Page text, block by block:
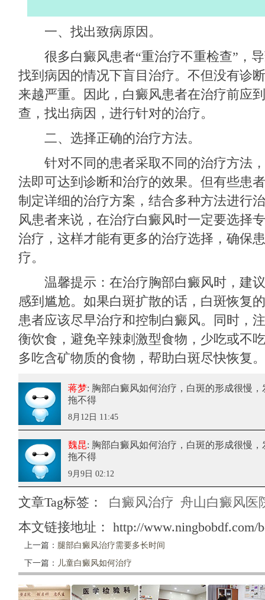
一、找出致病原因。
很多白癜风患者“重治疗不重检查”，导
找到病因的情况下盲目治疗。不但没有诊
来越严重。因此，白癜风患者在治疗前应
查，找出病因，进行针对的治疗。
二、选择正确的治疗方法。
针对不同的患者采取不同的治疗方法，
法即可达到诊断和治疗的效果。但有些患
制定详细的治疗方案，结合多种方法进行
风患者来说，在治疗白癜风时一定要选择
治疗，这样才能有更多的治疗选择，确保
疗。
温馨提示：在治疗胸部白癜风时，建议
感到尴尬。如果白斑扩散的话，白斑恢复
患者应该尽早治疗和控制白癜风。同时，
衡饮食，避免辛辣刺激型食物，少吃或不
多吃含矿物质的食物，帮助白斑尽快恢复。
蒋梦: 胸部白癜风如何治疗 ，白斑的形成很慢
拖不得
8月12日 11:45
魏昆: 胸部白癜风如何治疗 ，白斑的形成很慢
拖不得
9月9日 02:12
文章Tag标签： 白癜风治疗 舟山白癜风医
本文链接地址： http://www.ningbobdf.com/
上一篇： 腿部白癜风治疗需要多长时间
下一篇： 儿童白癜风如何治疗